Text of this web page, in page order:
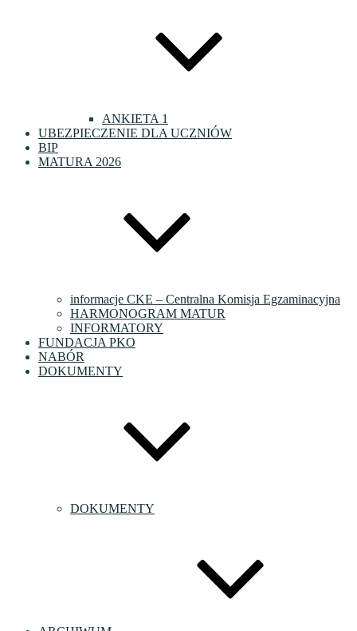
ANKIETA 1
UBEZPIECZENIE DLA UCZNIÓW
BIP
MATURA 2026
informacje CKE – Centralna Komisja Egzaminacyjna
HARMONOGRAM MATUR
INFORMATORY
FUNDACJA PKO
NABÓR
DOKUMENTY
DOKUMENTY